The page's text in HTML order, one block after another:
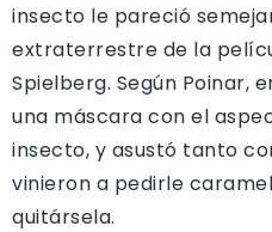
insecto le pareció
extraterrestre de la
Spielberg. Según Poinar,
una máscara con el
insecto, y asustó tanto
vinieron a pedirle
quitársela.